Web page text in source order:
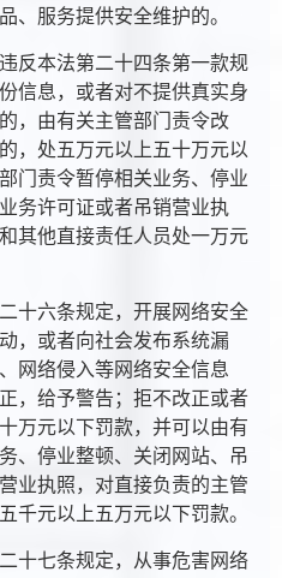
、服务提供安全维护的。
反本法第二十四条第一款规
信息，或者对不提供真实身
，由有关主管部门责令改
，处五万元以上五十万元以
门责令暂停相关业务、停业
务许可证或者吊销营业执
其他直接责任人员处一万元
十六条规定，开展网络安全
，或者向社会发布系统漏
网络侵入等网络安全信息
，给予警告；拒不改正或者
万元以下罚款，并可以由有
、停业整顿、关闭网站、吊
业执照，对直接负责的主管
千元以上五万元以下罚款。
十七条规定，从事危害网络